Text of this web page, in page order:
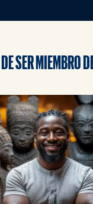
SER MIEMBRO